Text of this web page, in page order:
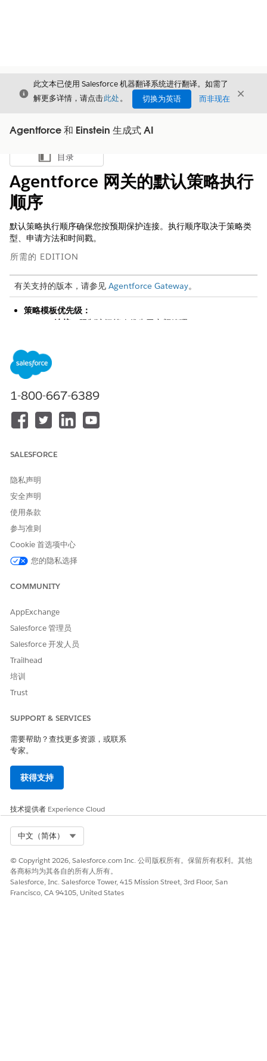
关闭
此文本已使用 Salesforce 机器翻译系统进行翻译。如需了
解更多详情，请点击此处。 切换为英语 而非现在 关闭
Agentforce 和 Einstein 生成式 AI
显示目录
目录
Agentforce 网关的默认策略执行
顺序
默认策略执行顺序确保您按预期保护连接。执行顺序取决于策略类
型、申请方法和时间戳。
所需的 EDITION
有关支持的版本，请参见 Agentforce Gateway。
策略模板优先级：
API 连接： 限制访问策略优先于定额管理。
相同策略类型：
优先于基于规则的策略。
相同的申请方法：如果策略具有相同的类型和应用程序方法，则
如果手动选择和规则方法重叠，并将相同策略应用于连接两次，则
请与我们共享您的想法，以便我们进行改进！
1-800-667-6389
SALESFORCE
隐私声明
安全声明
使用条款
参与准则
Cookie 首选项中心
您的隐私选择
COMMUNITY
AppExchange
Salesforce 管理员
Salesforce 开发人员
Trailhead
培训
Trust
SUPPORT & SERVICES
需要帮助？查找更多资源，或联系
专家。
获得支持
技术提供者 Experience Cloud
中文（简体）
© Copyright 2026, Salesforce.com Inc. 公司版权所有。保留所有权利。其他
各商标均为其各自的所有人所有。
Salesforce, Inc. Salesforce Tower, 415 Mission Street, 3rd Floor, San
Francisco, CA 94105, United States